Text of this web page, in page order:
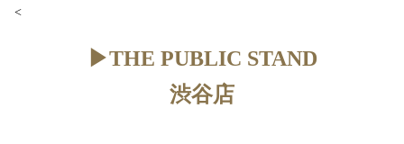
<
▶︎THE PUBLIC STAND
渋谷店